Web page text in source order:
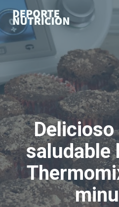
Saltar
al
contenido
saludable